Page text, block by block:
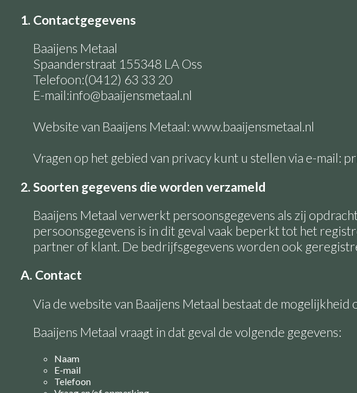
1. Contactgegevens
Baaijens Metaal
Spaanderstraat 155348 LA Oss
Telefoon:(0412) 63 33 20
E-mail:info@baaijensmetaal.nl
Website van Baaijens Metaal: www.baaijensmetaal.nl
Vragen op het gebied van privacy kunt u stellen via e-mail:
2. Soorten gegevens die worden verzameld
Baaijens Metaal verwerkt persoonsgegevens als zij
persoonsgegevens is in dit geval vaak beperkt tot het
partner of klant. De bedrijfsgegevens worden ook
A. Contact
Via de website van Baaijens Metaal bestaat de mogelijkheid
Baaijens Metaal vraagt in dat geval de volgende gegevens:
Naam
E-mail
Telefoon